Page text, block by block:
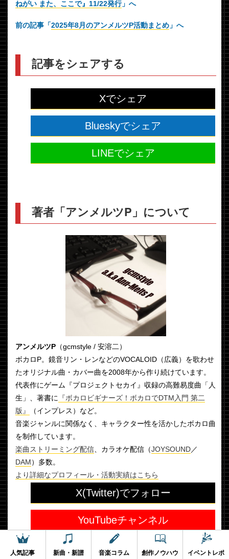
人気記事 新曲・新譜 音楽コラム 創作ノウハウ イベントレポ
ねがい また、ここで』11/22発行」へ
前の記事「2025年8月のアンメルツP活動まとめ 」へ
記事をシェアする
Xでシェア
Blueskyでシェア
LINEでシェア
著者「アンメルツP」について
アンメルツP （gcmstyle / 安溶二）
ボカロP。鏡音リン・レンなどのVOCALOID（広義）を歌わせ
たオリジナル曲・カバー曲を2008年から作り続けています。
代表作にゲーム『プロジェクトセカイ』収録の高難易度曲「人
生」、著書に
『ボカロビギナーズ！ボカロでDTM入門 第二
版』
（インプレス）など。
音楽ジャンルに関係なく、キャラクター性を活かしたボカロ曲
を制作しています。
楽曲ストリーミング配信 、カラオケ配信（JOYSOUND／
DAM）多数。
より詳細なプロフィール・活動実績はこちら
X(Twitter)でフォロー
YouTubeチャンネル
ニコニコ動画